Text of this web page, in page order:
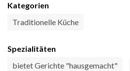
Kategorien
Traditionelle Küche
Spezialitäten
bietet Gerichte "hausgemacht"